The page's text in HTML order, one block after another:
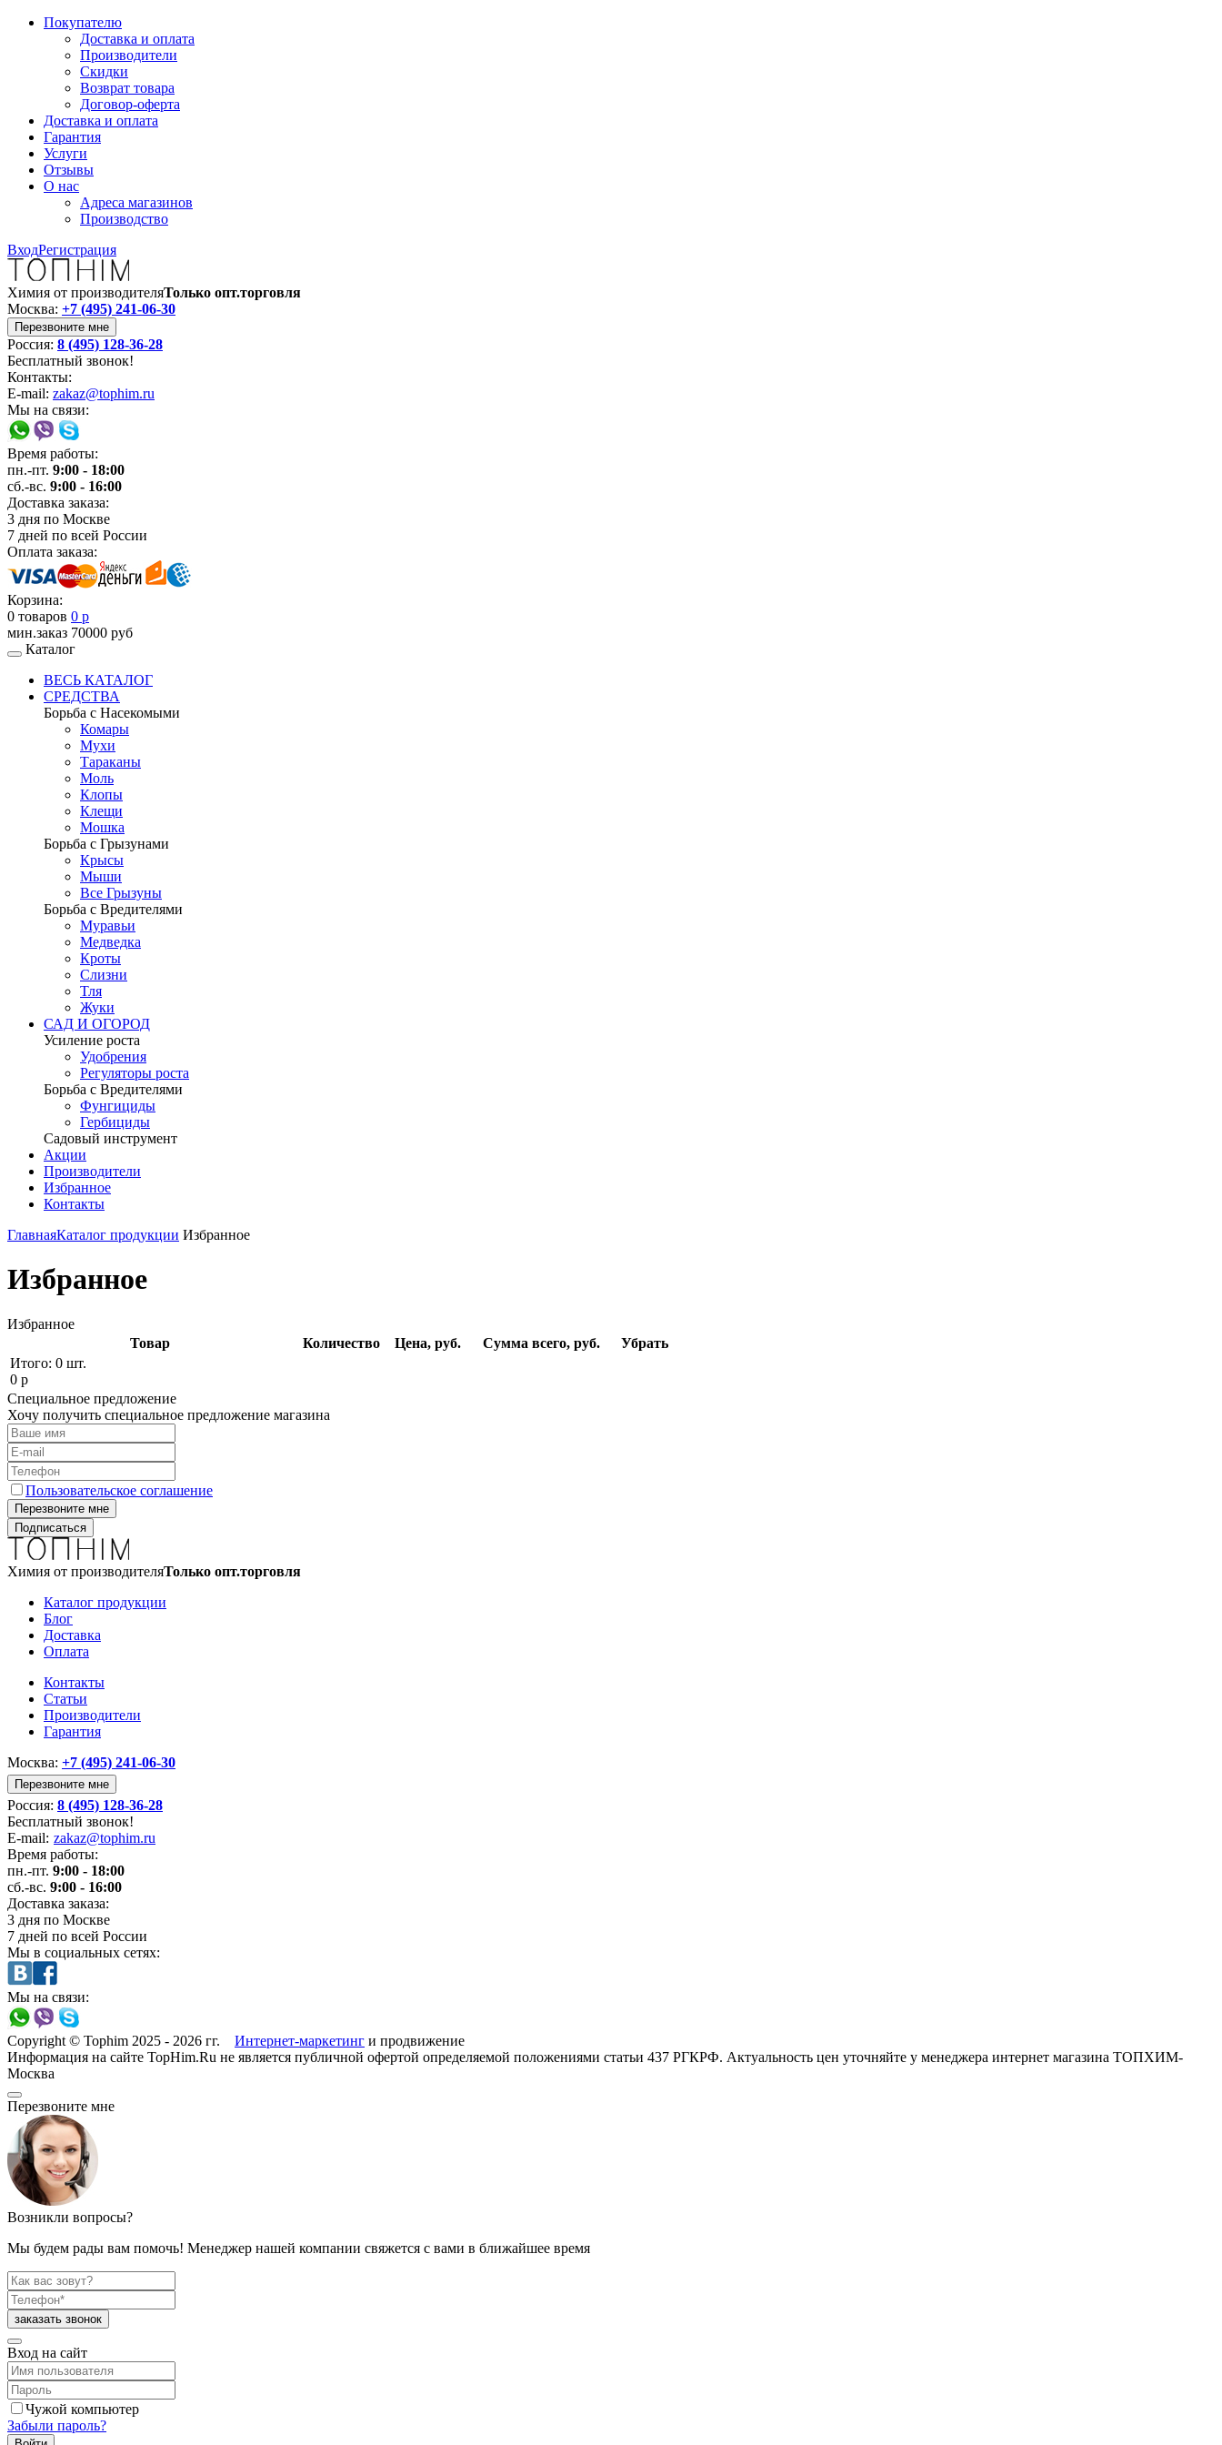
Покупателю
Доставка и оплата
Производители
Скидки
Возврат товара
Договор-оферта
Доставка и оплата
Гарантия
Услуги
Отзывы
О нас
Адреса магазинов
Производство
ВходРегистрация
Химия от производителяТолько опт.торговля
Москва: +7 (495) 241-06-30
Перезвоните мне
Россия: 8 (495) 128-36-28
Бесплатный звонок!
Контакты:
E-mail: zakaz@tophim.ru
Мы на связи:
Время работы:
пн.-пт. 9:00 - 18:00
сб.-вс. 9:00 - 16:00
Доставка заказа:
3 дня по Москве
7 дней по всей России
Оплата заказа:
Корзина:
0 товаров 0 р
мин.заказ 70000 руб
Каталог
ВЕСЬ КАТАЛОГ
СРЕДСТВА
Борьба с Насекомыми
Комары
Мухи
Тараканы
Моль
Клопы
Клещи
Мошка
Борьба с Грызунами
Крысы
Мыши
Все Грызуны
Борьба с Вредителями
Муравьи
Медведка
Кроты
Слизни
Тля
Жуки
САД И ОГОРОД
Усиление роста
Удобрения
Регуляторы роста
Борьба с Вредителями
Фунгициды
Гербициды
Садовый инструмент
Акции
Производители
Избранное
Контакты
ГлавнаяКаталог продукции Избранное
Избранное
Избранное
Товар
Количество Цена, руб. Сумма всего, руб.
Убрать
Итого: 0 шт.
0 р
Специальное предложение
Хочу получить специальное предложение магазина
Пользовательское соглашение
Химия от производителяТолько опт.торговля
Каталог продукции
Блог
Доставка
Оплата
Контакты
Статьи
Производители
Гарантия
Москва: +7 (495) 241-06-30
Перезвоните мне
Россия: 8 (495) 128-36-28
Бесплатный звонок!
E-mail: zakaz@tophim.ru
Время работы:
пн.-пт. 9:00 - 18:00
сб.-вс. 9:00 - 16:00
Доставка заказа:
3 дня по Москве
7 дней по всей России
Мы в социальных сетях:
Мы на связи:
Copyright © Tophim 2025 - 2026 гг. Интернет-маркетинг и продвижение
Информация на сайте TopHim.Ru не является публичной офертой определяемой положениями статьи 437 РГКРФ. Актуальность цен уточняйте у менеджера интернет магазина ТОПХИМ-
Москва
Перезвоните мне
Возникли вопросы?
Мы будем рады вам помочь! Менеджер нашей компании свяжется с вами в ближайшее время
Вход на сайт
Чужой компьютер
Забыли пароль?